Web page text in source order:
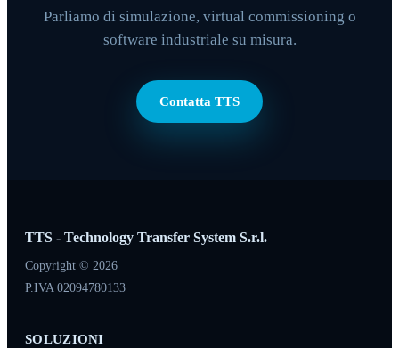
Parliamo di simulazione, virtual commissioning o
software industriale su misura.
Contatta TTS
TTS - Technology Transfer System S.r.l.
Copyright © 2026
P.IVA 02094780133
SOLUZIONI